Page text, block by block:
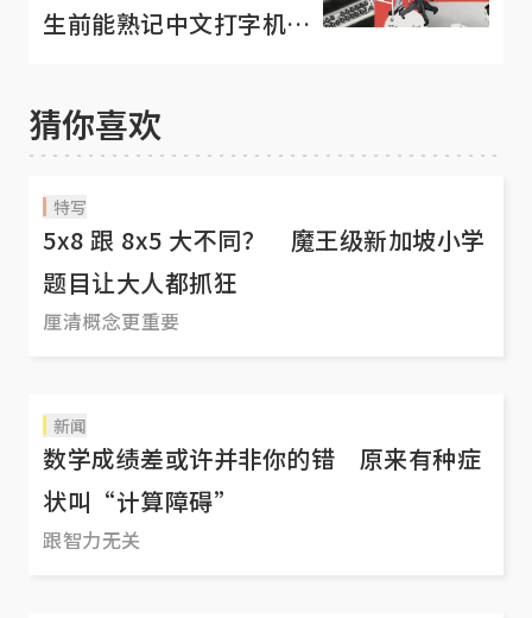
生前能熟记中文打字机的
猜你喜欢
特写
5x8 跟 8x5 大不同？ 魔王级新加坡小学
题目让大人都抓狂
厘清概念更重要
新闻
数学成绩差或许并非你的错 原来有种症
状叫“计算障碍”
跟智力无关